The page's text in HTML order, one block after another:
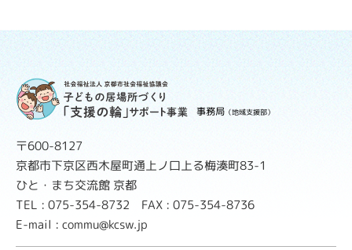
事務局 （地域支援部）
〒600-8127
京都市下京区西木屋町通上ノ口上る梅湊町83-1
ひと・まち交流館 京都
TEL : 075-354-8732 FAX : 075-354-8736
E-mail : commu@kcsw.jp